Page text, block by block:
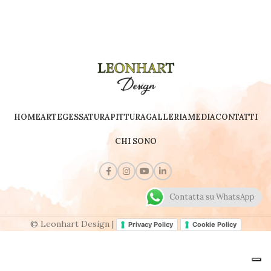
HOMEARTEGESSATURAPITTURAGALLERIAMEDIACONTATTI
CHI SONO
© Leonhart Design | Privacy Policy Cookie Policy
Contatta su WhatsApp